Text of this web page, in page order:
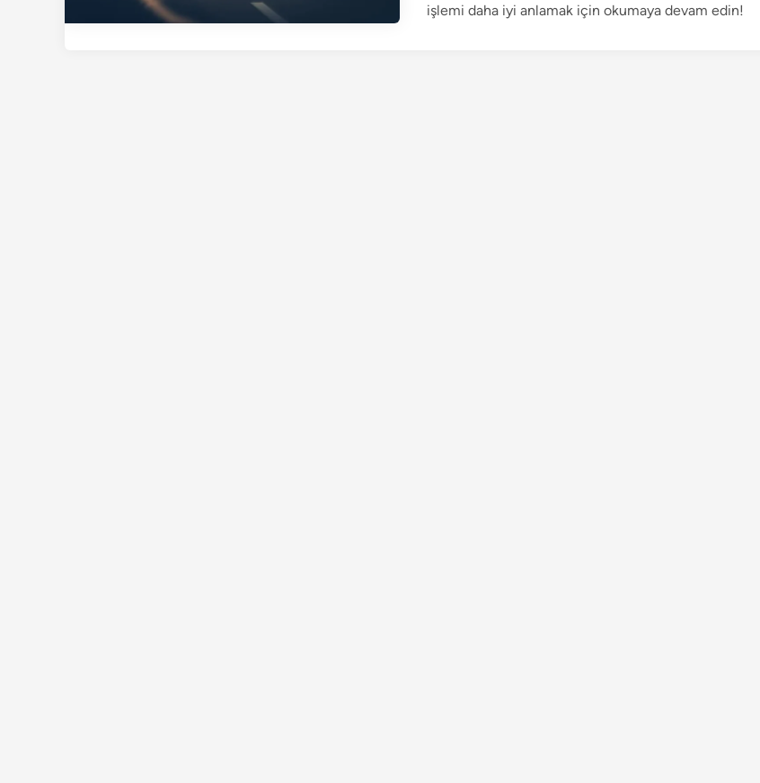
işlemi daha iyi anlamak için okumaya devam edin!